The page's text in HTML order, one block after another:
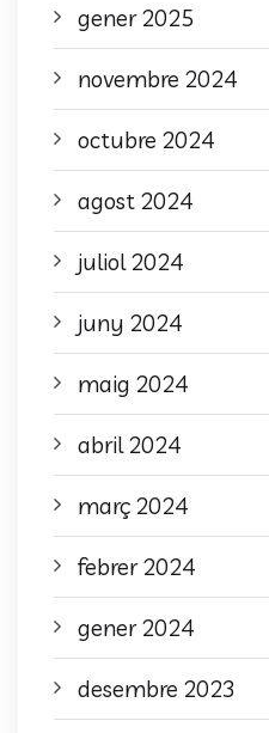
gener 2025
novembre 2024
octubre 2024
agost 2024
juliol 2024
juny 2024
maig 2024
abril 2024
març 2024
febrer 2024
gener 2024
desembre 2023